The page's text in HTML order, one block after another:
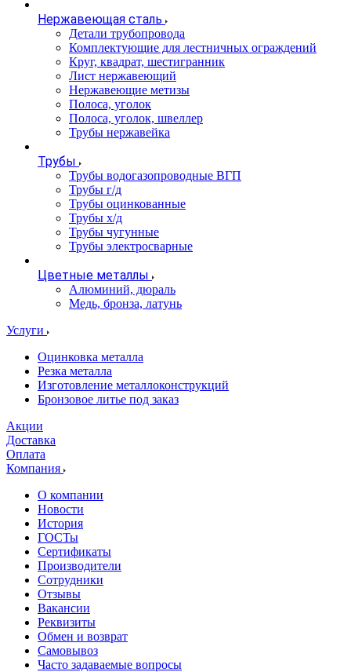
Нержавеющая сталь
Детали трубопровода
Комплектующие для лестничных ограждений
Круг, квадрат, шестигранник
Лист нержавеющий
Нержавеющие метизы
Полоса, уголок
Полоса, уголок, швеллер
Трубы нержавейка
Трубы
Трубы водогазопроводные ВГП
Трубы г/д
Трубы оцинкованные
Трубы х/д
Трубы чугунные
Трубы электросварные
Цветные металлы
Алюминий, дюраль
Медь, бронза, латунь
Услуги
Оцинковка металла
Резка металла
Изготовление металлоконструкций
Бронзовое литье под заказ
Акции
Доставка
Оплата
Компания
О компании
Новости
История
ГОСТы
Сертификаты
Производители
Сотрудники
Отзывы
Вакансии
Реквизиты
Обмен и возврат
Самовывоз
Часто задаваемые вопросы